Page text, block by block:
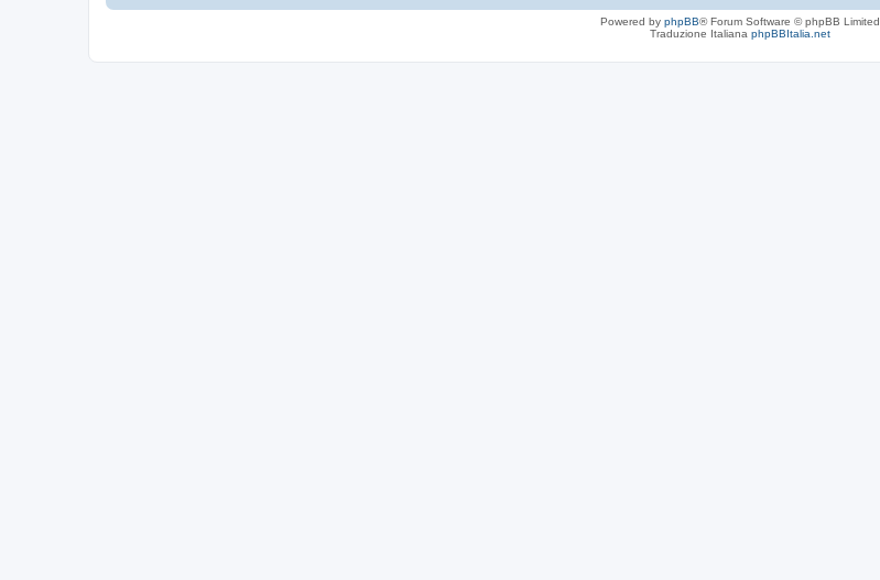
Powered by phpBB® Forum Software © phpBB Limited
Traduzione Italiana phpBBItalia.net